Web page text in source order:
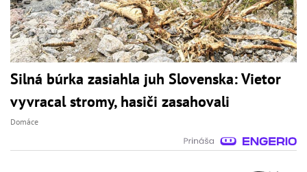
Silná búrka zasiahla juh Slovenska: Vietor
vyvracal stromy, hasiči zasahovali
Domáce